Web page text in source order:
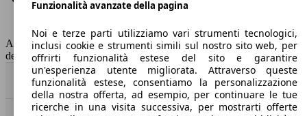
Capacità del serbatoio
52 l
AutoScout24 non si assume alcuna responsabilità per la correttezza
dei dati.
Torna su
Funzionalità avanzate della pagina
Noi e terze parti utilizziamo vari strumenti tecnologici,
inclusi cookie e strumenti simili sul nostro sito web, per
offrirti funzionalità estese del sito e garantire
un'esperienza utente migliorata. Attraverso queste
funzionalità estese, consentiamo la personalizzazione
della nostra offerta, ad esempio, per continuare le tue
ricerche in una visita successiva, per mostrarti offerte